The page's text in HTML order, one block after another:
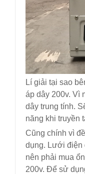
Lí giải tại sao
áp dây 200v. Vì
dây trung tính.
năng khi truyền
Cũng chính vì
dụng. Lưới điện
nên phải mua
200v. Để sử